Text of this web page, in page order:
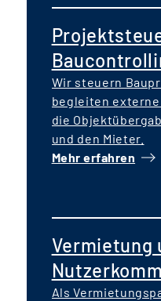
Wir steuern
begleiten
die
und den Mieter.
Mehr erfahren
Vermietung
Als